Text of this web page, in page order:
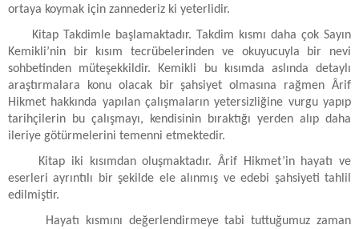
ortaya koymak için zannederiz ki yeterlidir.
Kitap Takdimle başlamaktadır. Takdim kısmı daha çok Sayın
Kemikli’nin bir kısım tecrübelerinden ve okuyucuyla bir nevi
sohbetinden müteşekkildir. Kemikli bu kısımda aslında detaylı
araştırmalara konu olacak bir şahsiyet olmasına rağmen Ârif
Hikmet hakkında yapılan çalışmaların yetersizliğine vurgu yapıp
tarihçilerin bu çalışmayı, kendisinin bıraktığı yerden alıp daha
ileriye götürmelerini temenni etmektedir.
Kitap iki kısımdan oluşmaktadır. Ârif Hikmet’in hayatı ve
eserleri ayrıntılı bir şekilde ele alınmış ve edebi şahsiyeti tahlil
edilmiştir.
Hayatı kısmını değerlendirmeye tabi tuttuğumuz zaman